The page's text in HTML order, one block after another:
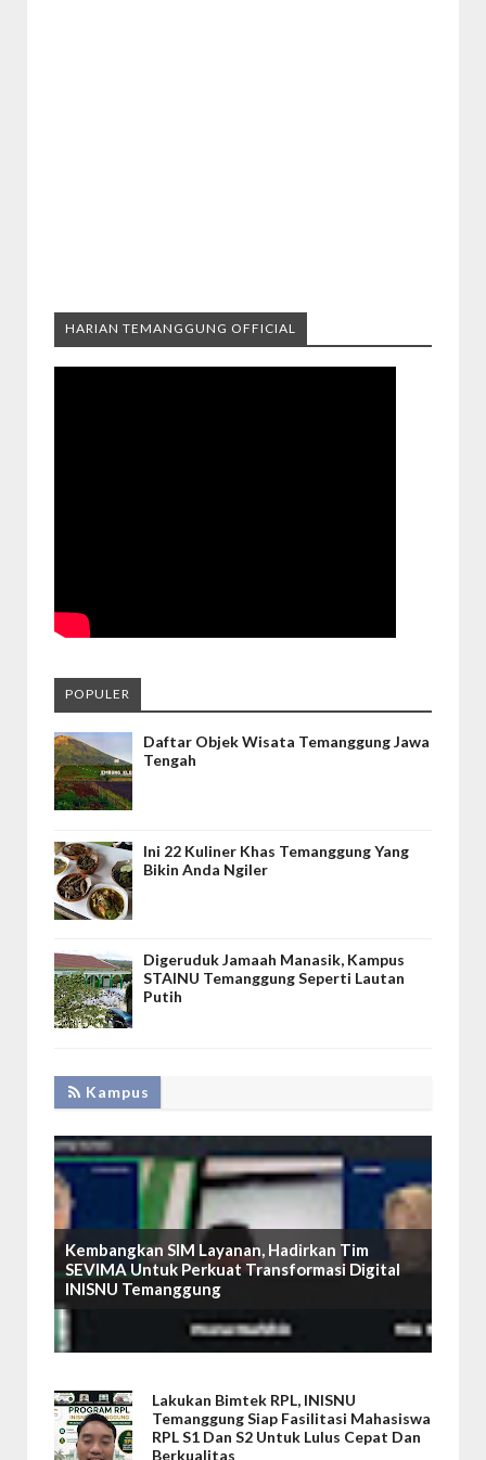
HARIAN TEMANGGUNG OFFICIAL
POPULER
Daftar Objek Wisata Temanggung Jawa
Tengah
Ini 22 Kuliner Khas Temanggung Yang
Bikin Anda Ngiler
Digeruduk Jamaah Manasik, Kampus
STAINU Temanggung Seperti Lautan
Putih
Kampus
Kembangkan SIM Layanan, Hadirkan Tim
SEVIMA Untuk Perkuat Transformasi Digital
INISNU Temanggung
Lakukan Bimtek RPL, INISNU
Temanggung Siap Fasilitasi Mahasiswa
RPL S1 Dan S2 Untuk Lulus Cepat Dan
Berkualitas